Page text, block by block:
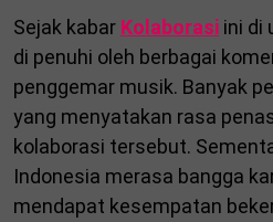
Sejak kabar Kolaborasi ini di
di penuhi oleh berbagai
penggemar musik. Banyak
yang menyatakan rasa
kolaborasi tersebut.
Indonesia merasa bangga
mendapat kesempatan